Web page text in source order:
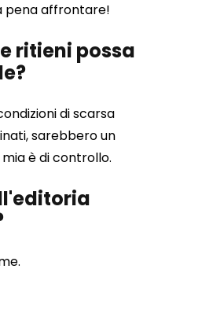
pena affrontare!
ritieni possa
di scarsa
sarebbero un
è di controllo.